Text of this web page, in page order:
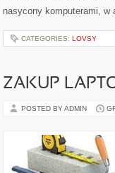
nasycony komputerami,
CATEGORIES: LOVSY
ZAKUP
POSTED BY ADMIN